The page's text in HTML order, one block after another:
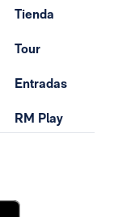
Tienda
Tour
Entradas
RM Play